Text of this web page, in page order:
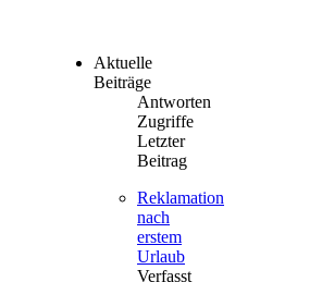
Aktuelle
Beiträge
Antworten
Zugriffe
Letzter
Beitrag
Reklamation
nach
erstem
Urlaub
Verfasst